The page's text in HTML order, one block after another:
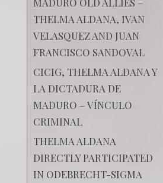
THELMA ALDANA, IVAN
VELASQUEZ AND JUAN
FRANCISCO SANDOVAL
CICIG, THELMA ALDANA Y
LA DICTADURA DE
MADURO – VÍNCULO
CRIMINAL
THELMA ALDANA
DIRECTLY PARTICIPATED
IN ODEBRECHT-SIGMA